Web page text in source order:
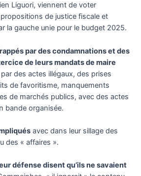
Liguori, viennent de voter
de justice fiscale et
la gauche unie pour le budget 2025.
par des condamnations et des
de leurs mandats de maire
des actes illégaux, des prises
de favoritisme, manquements
de marchés publics, avec des actes
bande organisée.
avec dans leur sillage des
des « affaires ».
défense disent qu’ils ne savaient